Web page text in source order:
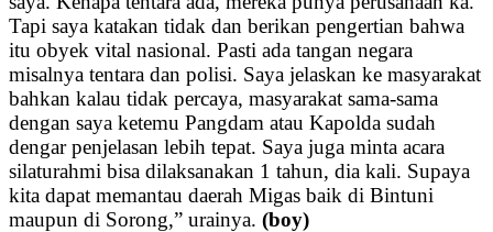
Tapi saya katakan tidak dan berikan pengertian bahwa
itu obyek vital nasional. Pasti ada tangan negara
misalnya tentara dan polisi. Saya jelaskan ke masyarakat
bahkan kalau tidak percaya, masyarakat sama-sama
dengan saya ketemu Pangdam atau Kapolda sudah
dengar penjelasan lebih tepat. Saya juga minta acara
silaturahmi bisa dilaksanakan 1 tahun, dia kali. Supaya
kita dapat memantau daerah Migas baik di Bintuni
maupun di Sorong,” urainya. (boy)